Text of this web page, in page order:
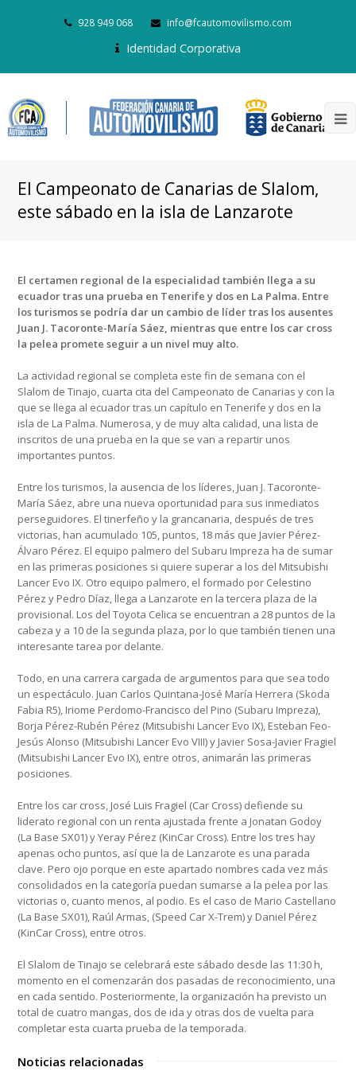
928 949 068 info@fcautomovilismo.com
Identidad Corporativa
El Campeonato de Canarias de Slalom,
este sábado en la isla de Lanzarote
El certamen regional de la especialidad también llega a su
ecuador tras una prueba en Tenerife y dos en La Palma. Entre
los turismos se podría dar un cambio de líder tras los ausentes
Juan J. Tacoronte-María Sáez, mientras que entre los car cross
la pelea promete seguir a un nivel muy alto.
La actividad regional se completa este fin de semana con el
Slalom de Tinajo, cuarta cita del Campeonato de Canarias y con la
que se llega al ecuador tras un capítulo en Tenerife y dos en la
isla de La Palma. Numerosa, y de muy alta calidad, una lista de
inscritos de una prueba en la que se van a repartir unos
importantes puntos.
Entre los turismos, la ausencia de los líderes, Juan J. Tacoronte-
María Sáez, abre una nueva oportunidad para sus inmediatos
perseguidores. El tinerfeño y la grancanaria, después de tres
victorias, han acumulado 105, puntos, 18 más que Javier Pérez-
Álvaro Pérez. El equipo palmero del Subaru Impreza ha de sumar
en las primeras posiciones si quiere superar a los del Mitsubishi
Lancer Evo IX. Otro equipo palmero, el formado por Celestino
Pérez y Pedro Díaz, llega a Lanzarote en la tercera plaza de la
provisional. Los del Toyota Celica se encuentran a 28 puntos de la
cabeza y a 10 de la segunda plaza, por lo que también tienen una
interesante tarea por delante.
Todo, en una carrera cargada de argumentos para que sea todo
un espectáculo. Juan Carlos Quintana-José María Herrera (Skoda
Fabia R5), Iriome Perdomo-Francisco del Pino (Subaru Impreza),
Borja Pérez-Rubén Pérez (Mitsubishi Lancer Evo IX), Esteban Feo-
Jesús Alonso (Mitsubishi Lancer Evo VIII) y Javier Sosa-Javier Fragiel
(Mitsubishi Lancer Evo IX), entre otros, animarán las primeras
posiciones.
Entre los car cross, José Luis Fragiel (Car Cross) defiende su
liderato regional con un renta ajustada frente a Jonatan Godoy
(La Base SX01) y Yeray Pérez (KinCar Cross). Entre los tres hay
apenas ocho puntos, así que la de Lanzarote es una parada
clave. Pero ojo porque en este apartado nombres cada vez más
consolidados en la categoría puedan sumarse a la pelea por las
victorias o, cuanto menos, al podio. Es el caso de Mario Castellano
(La Base SX01), Raúl Armas, (Speed Car X-Trem) y Daniel Pérez
(KinCar Cross), entre otros.
El Slalom de Tinajo se celebrará este sábado desde las 11:30 h,
momento en el comenzarán dos pasadas de reconocimiento, una
en cada sentido. Posteriormente, la organización ha previsto un
total de cuatro mangas, dos de ida y otras dos de vuelta para
completar esta cuarta prueba de la temporada.
Noticias relacionadas